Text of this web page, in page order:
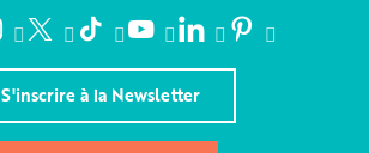
S'inscrire à la Newsletter